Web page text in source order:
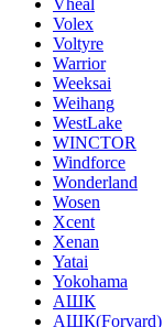
Volex
Voltyre
Warrior
Weeksai
Weihang
WestLake
WINCTOR
Windforce
Wonderland
Wosen
Xcent
Xenan
Yatai
Yokohama
АШК
АШК(Forvard)